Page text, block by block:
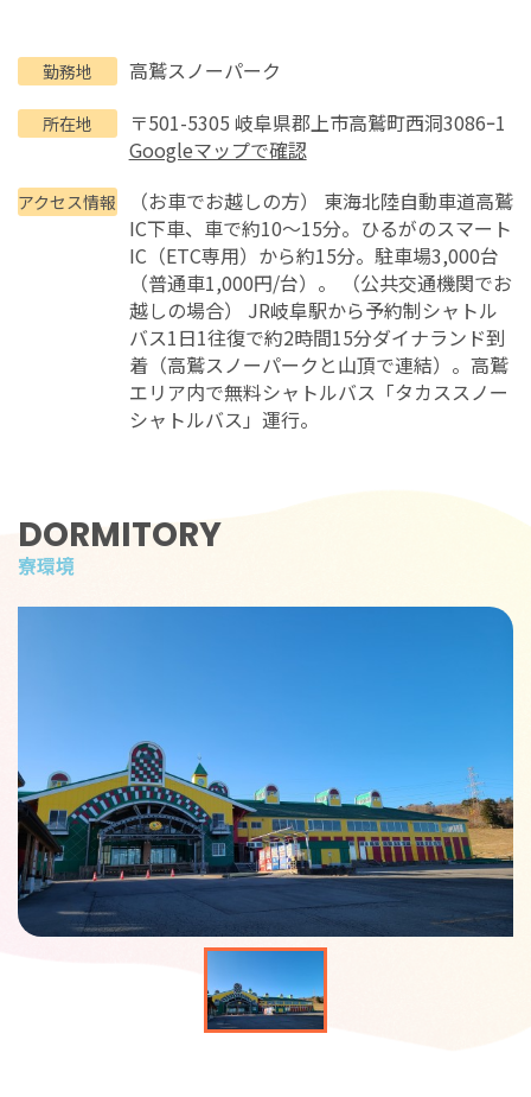
勤務地 高鷲スノーパーク
所在地
〒501-5305 岐阜県郡上市高鷲町西洞3086ｰ1
Googleマップで確認
アクセス情報
（お車でお越しの方） 東海北陸自動車道高鷲
IC下車、車で約10～15分。ひるがのスマート
IC（ETC専用）から約15分。駐車場3,000台
（普通車1,000円/台）。 （公共交通機関でお
越しの場合） JR岐阜駅から予約制シャトル
バス1日1往復で約2時間15分ダイナランド到
着（高鷲スノーパークと山頂で連結）。高鷲
エリア内で無料シャトルバス「タカススノー
シャトルバス」運行。
DORMITORY
寮環境